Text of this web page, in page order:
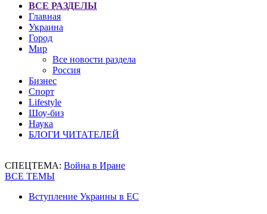
ВСЕ РАЗДЕЛЫ
Главная
Украина
Город
Мир
Все новости раздела
Россия
Бизнес
Спорт
Lifestyle
Шоу-биз
Наука
БЛОГИ ЧИТАТЕЛЕЙ
СПЕЦТЕМА: Война в Иране
ВСЕ ТЕМЫ
Вступление Украины в ЕС